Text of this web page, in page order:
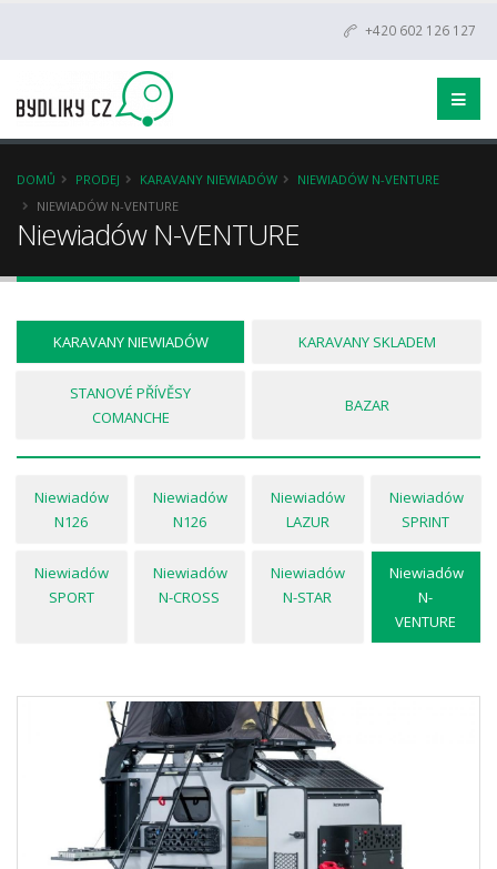
+420 602 126 127
DOMŮ PRODEJ KARAVANY NIEWIADÓW
NIEWIADÓW N-VENTURE
NIEWIADÓW N-VENTURE
Niewiadów N-VENTURE
KARAVANY NIEWIADÓW KARAVANY SKLADEM
STANOVÉ PŘÍVĚSY
COMANCHE
BAZAR
Niewiadów
N126
Niewiadów
N126
Niewiadów
LAZUR
Niewiadów
SPRINT
Niewiadów
SPORT
Niewiadów
N-CROSS
Niewiadów
N-STAR
Niewiadów
N-
VENTURE